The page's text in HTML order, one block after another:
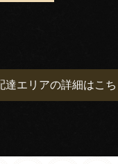
達エリアの詳細はこ